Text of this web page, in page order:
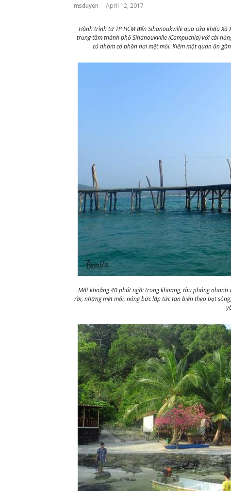
msduyen April 12, 2017
Hành trình từ TP HCM đến Sihanoukville qua cửa khẩu
trung tâm thành phố Sihanoukville (Campuchia) với cái
cả nhóm có phần hơi mệt mỏi. Kiếm một quán ăn
Mất khoảng 40 phút ngồi trong khoang, tàu phóng nhanh
rồi, những mệt mỏi, nóng bức lập tức tan biến theo bọt